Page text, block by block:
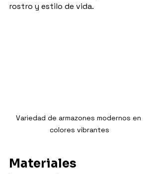
rostro y estilo de vida.
Variedad de armazones modernos en
colores vibrantes
Materiales